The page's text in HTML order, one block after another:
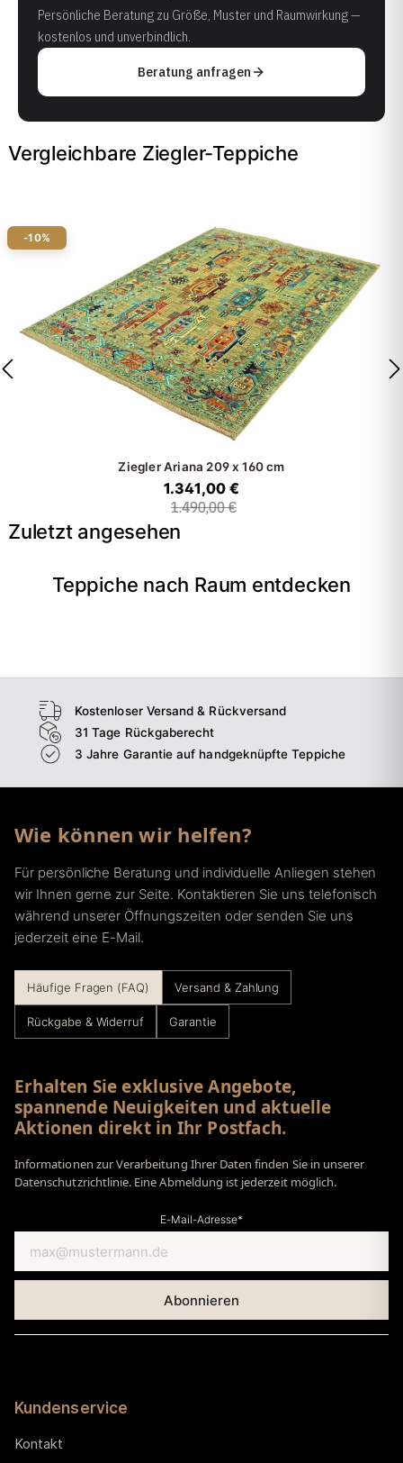
Persönliche Beratung zu Größe, Muster und Raumwirkung —
kostenlos und unverbindlich.
Beratung anfragen
Vergleichbare Ziegler-Teppiche
-10%
Ziegler Ariana 209 x 160 cm
1.341,00 €
1.490,00 €
Zuletzt angesehen
Teppiche nach Raum entdecken
Wohnzimmer
Kostenloser Versand & Rückversand
31 Tage Rückgaberecht
3 Jahre Garantie auf handgeknüpfte Teppiche
Wie können wir helfen?
Für persönliche Beratung und individuelle Anliegen stehen
wir Ihnen gerne zur Seite. Kontaktieren Sie uns telefonisch
während unserer Öffnungszeiten oder senden Sie uns
jederzeit eine E-Mail.
Häufige Fragen (FAQ) Versand & Zahlung
Rückgabe & Widerruf Garantie
Erhalten Sie exklusive Angebote,
spannende Neuigkeiten und aktuelle
Aktionen direkt in Ihr Postfach.
Informationen zur Verarbeitung Ihrer Daten finden Sie in unserer
Datenschutzrichtlinie. Eine Abmeldung ist jederzeit möglich.
E-Mail-Adresse*
Kundenservice
Kontakt